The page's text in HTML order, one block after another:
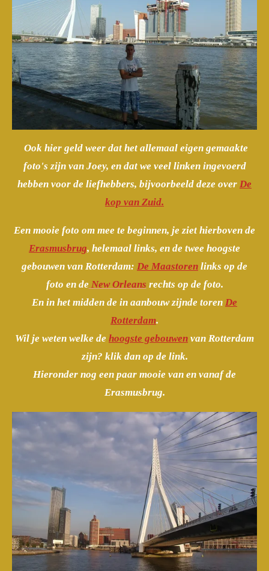
Ook hier geld weer dat het allemaal eigen gemaakte
foto's zijn van Joey, en dat we veel linken ingevoerd
hebben voor de liefhebbers, bijvoorbeeld deze over De
kop van Zuid.
Een mooie foto om mee te beginnen, je ziet hierboven de
Erasmusbrug, helemaal links, en de twee hoogste
gebouwen van Rotterdam: De Maastoren links op de
foto en de New Orleans rechts op de foto.
En in het midden de in aanbouw zijnde toren De
Rotterdam.
Wil je weten welke de hoogste gebouwen van Rotterdam
zijn? klik dan op de link.
Hieronder nog een paar mooie van en vanaf de
Erasmusbrug.